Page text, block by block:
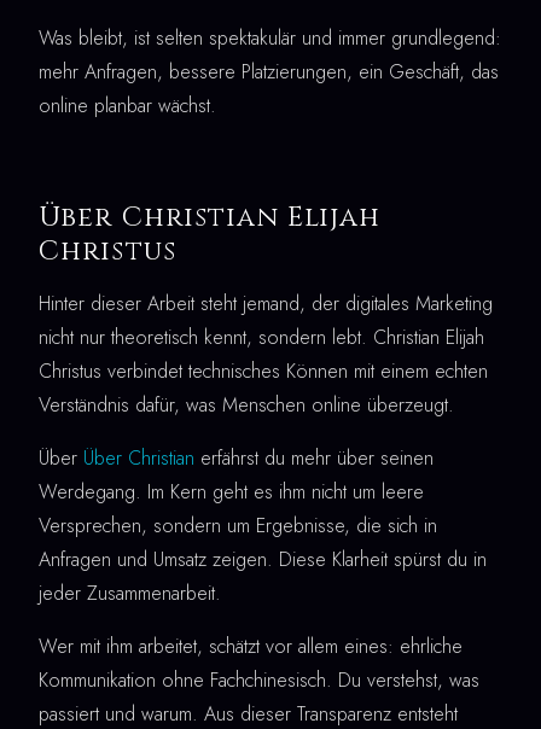
Was bleibt, ist selten spektakulär und immer grundlegend:
mehr Anfragen, bessere Platzierungen, ein Geschäft, das
online planbar wächst.
Über Christian Elijah
Christus
Hinter dieser Arbeit steht jemand, der digitales Marketing
nicht nur theoretisch kennt, sondern lebt. Christian Elijah
Christus verbindet technisches Können mit einem echten
Verständnis dafür, was Menschen online überzeugt.
Über Über Christian erfährst du mehr über seinen
Werdegang. Im Kern geht es ihm nicht um leere
Versprechen, sondern um Ergebnisse, die sich in
Anfragen und Umsatz zeigen. Diese Klarheit spürst du in
jeder Zusammenarbeit.
Wer mit ihm arbeitet, schätzt vor allem eines: ehrliche
Kommunikation ohne Fachchinesisch. Du verstehst, was
passiert und warum. Aus dieser Transparenz entsteht